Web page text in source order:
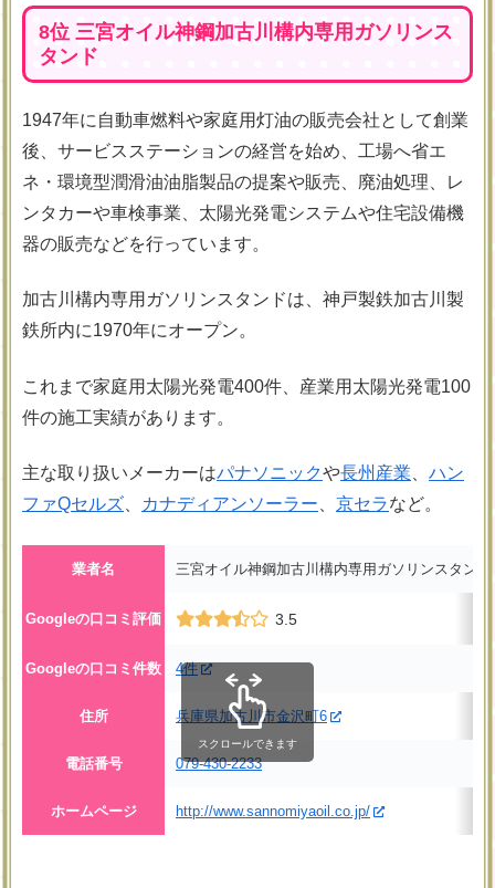
8位 三宮オイル神鋼加古川構内専用ガソリンス
タンド
1947年に自動車燃料や家庭用灯油の販売会社として創業
後、サービスステーションの経営を始め、工場へ省エ
ネ・環境型潤滑油油脂製品の提案や販売、廃油処理、レ
ンタカーや車検事業、太陽光発電システムや住宅設備機
器の販売などを行っています。
加古川構内専用ガソリンスタンドは、神戸製鉄加古川製
鉄所内に1970年にオープン。
これまで家庭用太陽光発電400件、産業用太陽光発電100
件の施工実績があります。
主な取り扱いメーカーはパナソニックや長州産業
ハン
ファQセルズ
カナディアンソーラー 京セラなど。
業者名 三宮オイル神鋼加古川構内専用ガソリンスタンド
Googleの口コミ評価 3.5
Googleの口コミ件数 4件
住所 兵庫県加古川市金沢町6
電話番号 079-430-2233
ホームページ http://www.sannomiyaoil.co.jp/
スクロールできます